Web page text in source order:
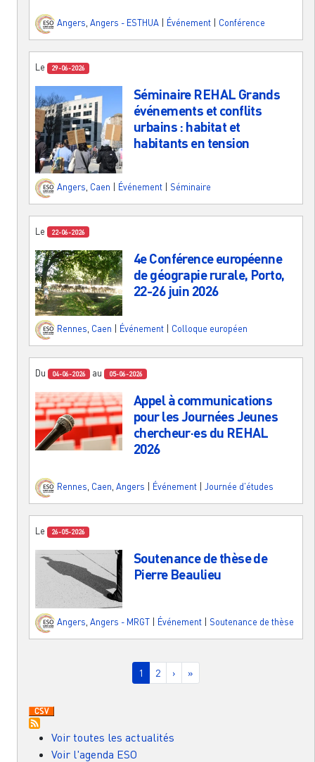
Angers, Angers - ESTHUA Événement Conférence
Le 29-06-2026
Séminaire REHAL Grands
événements et conflits
urbains : habitat et
habitants en tension
Angers Caen Événement Séminaire
Le 22-06-2026
4e Conférence européenne
de géograpie rurale, Porto,
22-26 juin 2026
Rennes, Caen Événement Colloque européen
Du 04-06-2026 au 05-06-2026
Appel à communications
pour les Journées Jeunes
chercheur·es du REHAL
2026
Rennes, Caen, Angers Événement Journée d'études
Le 26-05-2026
Soutenance de thèse de
Pierre Beaulieu
Angers Angers - MRGT Événement Soutenance de thèse
Page courante
1 Page
2 Page suivante
› Dernière page
»
Voir toutes les actualités
Voir l'agenda ESO